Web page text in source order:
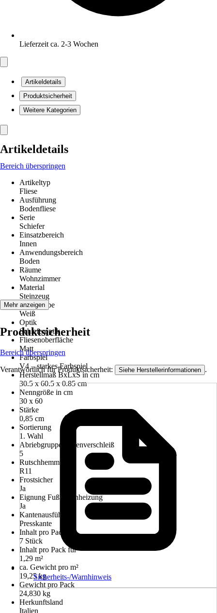
Lieferzeit ca. 2-3 Wochen
Artikeldetails
Produktsicherheit
Weitere Kategorien
Artikeldetails
Bereich überspringen
Artikeltyp
Fliese
Ausführung
Bodenfliese
Serie
Schiefer
Einsatzbereich
Innen
Anwendungsbereich
Boden
Räume
Wohnzimmer
Material
Steinzeug
Grundfarbe
Weiß
Optik
Schieferoptik
Fliesenoberfläche
Matt
Farbspiel
V4 – starkes Farbspiel
Herstellmaß BxLxS in cm
30.5 x 60.5 x 0.85 cm
Nenngröße in cm
30 x 60
Stärke
0,85 cm
Sortierung
1. Wahl
Abriebgruppe/Tiefenverschleiß
5
Rutschhemmung
R11
Frostsicher
Ja
Eignung Fußbodenheizung
Ja
Kantenausführung
Presskante
Inhalt pro Pack
7 Stück
Inhalt pro Pack für
1,29 m²
ca. Gewicht pro m²
19,25 kg
Gewicht pro Pack
24,830 kg
Herkunftsland
Italien
Mehr anzeigen
Produktsicherheit
Bereich überspringen
Verantwortlich für Produktsicherheit: Siehe Herstellerinformationen .
Sicherheits-/Warnhinweis